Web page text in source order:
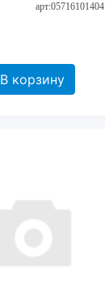
арт:05716101404
В корзину